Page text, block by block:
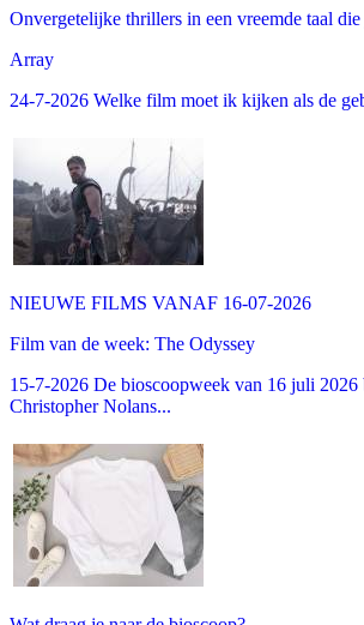
Onvergetelijke thrillers in een vreemde taal
Array
24-7-2026 Welke film moet ik kijken als de
NIEUWE FILMS VANAF 16-07-2026
Film van de week: The Odyssey
15-7-2026 De bioscoopweek van 16 juli
Christopher Nolans...